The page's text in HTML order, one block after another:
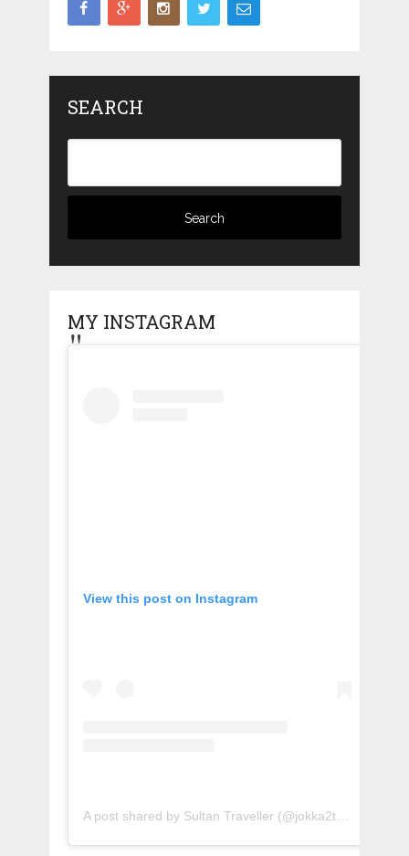
SEARCH
MY INSTAGRAM
View this post on Instagram
A post shared by Sultan Traveller (@jokka2traveller)